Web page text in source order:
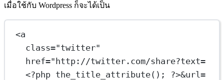
เมื่อใช้กับ Wordpress ก็จะได้เป็น
<a
class="twitter"
href="http://twitter.com/share?text=
<?php the_title_attribute(); ?>&url=